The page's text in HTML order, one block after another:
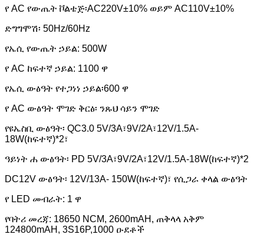
የ AC የውጤት ቮልቴጅ፡AC220V±10% ወይም AC110V±10%
ድግግሞሽ፡ 50Hz/60Hz
የኤሲ የውጤት ኃይል: 500W
የ AC ከፍተኛ ኃይል: 1100 ዋ
የኤሲ ውፅዓት የተጋነነ ኃይል፡600 ዋ
የ AC ውፅዓት ሞገድ ቅርፅ፡ ንጹህ ሳይን ሞገድ
የዩኤስቢ ውፅዓት፡ QC3.0 5V/3A፣9V/2A፣12V/1.5A-
18W(ከፍተኛ)*2፣
ዓይነት ሐ ውፅዓት፡ PD 5V/3A፣9V/2A፣12V/1.5A-18W(ከፍተኛ)*2
DC12V ውፅዓት፡ 12V/13A- 150W(ከፍተኛ)፣ የሲጋራ ቀላል ውፅዓት
የ LED መብራት: 1 ዋ
የባትሪ መረጃ: 18650 NCM, 2600mAH, ጠቅላላ አቅም
124800mAH, 3S16P,1000 ዑደቶች